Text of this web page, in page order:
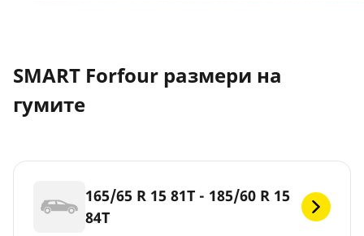
SMART Forfour размери на
гумите
165/65 R 15 81T - 185/60 R 15
84T